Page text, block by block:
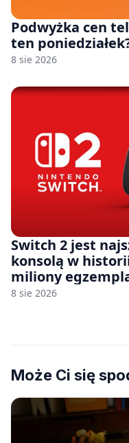
Podwyżka cen
ten
8 sie 2026
Switch 2 jest
konsolą w
miliony
8 sie 2026
Może Ci się